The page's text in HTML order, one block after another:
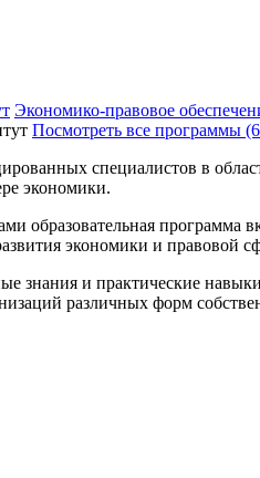
Экономико-правовое
Посмотреть все программы
специалистов в
экономики.
образовательная программа
экономики и правовой
знания и практические
различных форм